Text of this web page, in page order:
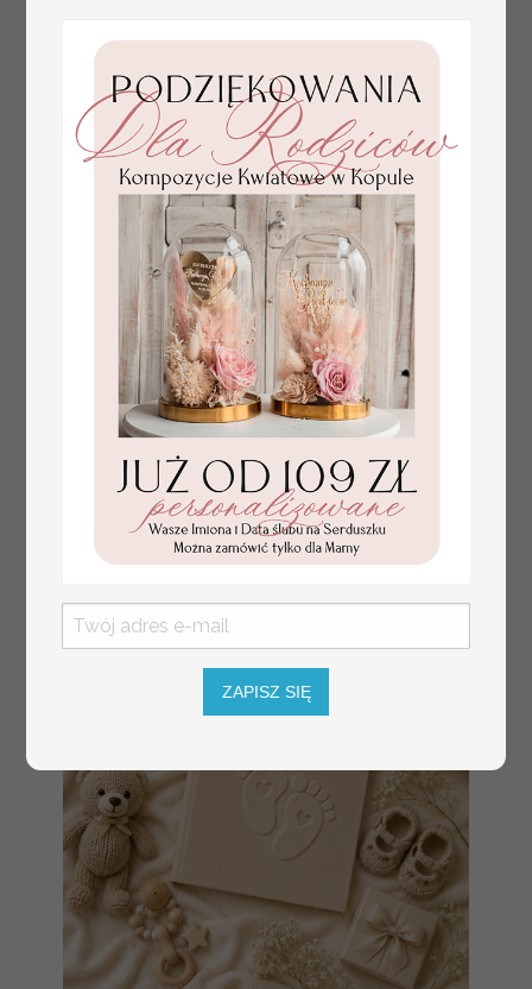
plan stołów na
weselu ze zdjęciem
Pary Młodej, plan
usadzenia gości
weselnych
złote winietki na komunię, winietka
dekoracja stołu na komunii, komunijne
winietki z naturalnym kłosem
4.50 PLN
ZAPISZ SIĘ